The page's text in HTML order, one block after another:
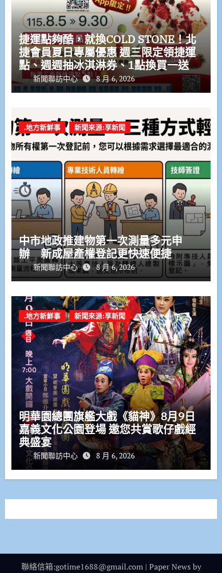
捷運點夠酷，就換COLD STONE！北
捷會員夏日專屬優惠 週三限定領捷運
點、週週抽冰淇淋券、1點換買一送一
優惠券
新聞聯訪中心 8 月 6, 2026
.地方新鮮事 新聞來源:享新聞
中市地政推建物第一次測量多元申
辦 新成屋產權登記更快速便捷
新聞聯訪中心 8 月 6, 2026
.地方新鮮事 新聞來源:享新聞
明華園總團旗艦大戲《貓神》8月9日
嘉義文化公園登場 邀您共賞歌仔戲經
典盛宴
新聞聯訪中心 8 月 6, 2026
聯絡信箱:gotime1688@gmail.com | Paper News by